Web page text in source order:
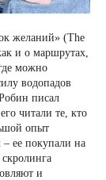
желаний» (The
и о маршрутах,
можно
водопадов
писал
читали те, кто
опыт
– ее покупали на
и